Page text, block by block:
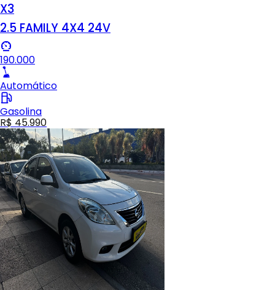
X3
2.5 FAMILY 4X4 24V
190.000
Automático
Gasolina
R$ 45.990